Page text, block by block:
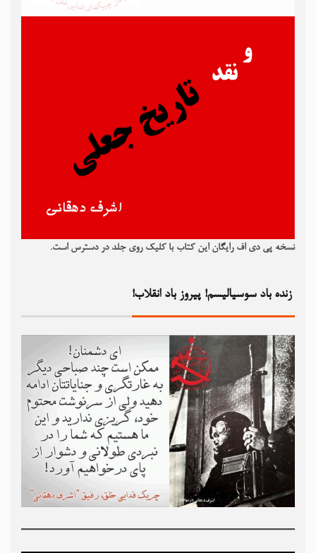
نسخه پی دی اف رایگان این کتاب با کلیک روی جلد در دسترس است.
زنده باد سوسیالیسم! پیروز باد انقلاب!